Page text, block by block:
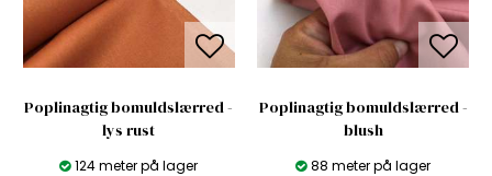
Poplinagtig bomuldslærred -
lys rust
124 meter på lager
Poplinagtig bomuldslærred -
blush
88 meter på lager